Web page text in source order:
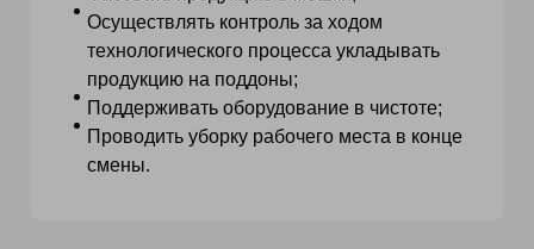
Осуществлять контроль за ходом
технологического процесса укладывать
продукцию на поддоны;
Поддерживать оборудование в чистоте;
Проводить уборку рабочего места в конце
смены.